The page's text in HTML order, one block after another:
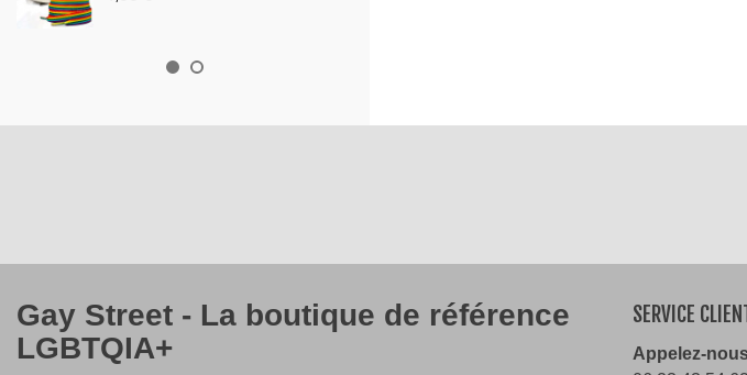
Gay Street - La boutique de référence
LGBTQIA+
SERVICE
Appelez-